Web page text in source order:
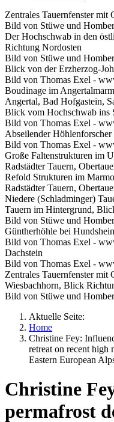
Zentrales Tauernfenster
Bild von Stüwe und
Der Hochschwab in den
Richtung Nordosten
Bild von Stüwe und
Blick von der Erzherzog-
Bild von Thomas Exel -
Boudinage im
Angertal, Bad Hofgastein,
Blick vom Hochschwab ins
Bild von Thomas Exel -
Abseilender
Bild von Thomas Exel -
Große Faltenstrukturen im
Radstädter Tauern,
Refold Strukturen im
Radstädter Tauern,
Niedere (Schladminger)
Tauern im Hintergrund,
Bild von Stüwe und
Güntherhöhle bei
Bild von Thomas Exel -
Dachstein
Bild von Thomas Exel -
Zentrales Tauernfenster
Wiesbachhorn, Blick
Bild von Stüwe und
Aktuelle Seite:
Home
Christine Fey:
retreat on recent
Eastern European
Christine
permafrost